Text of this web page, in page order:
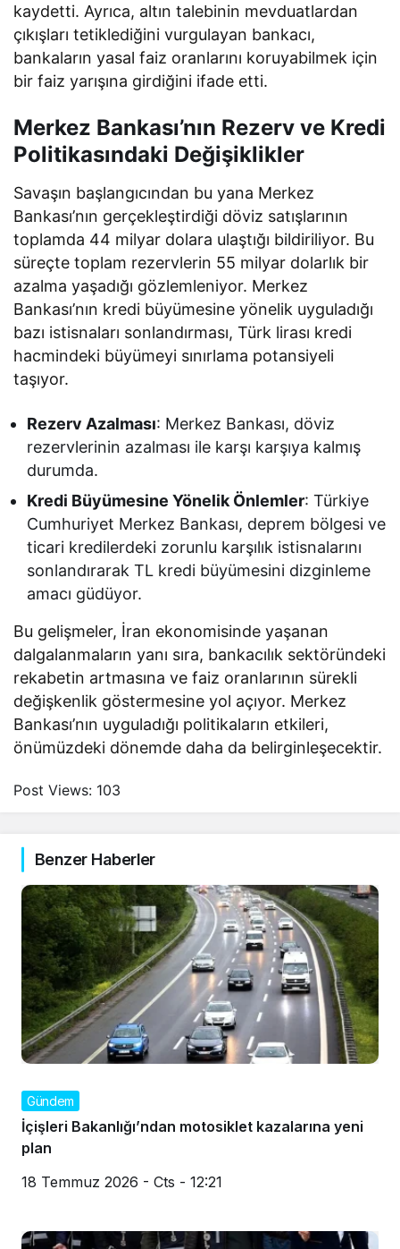
kaydetti. Ayrıca, altın talebinin mevduatlardan
çıkışları tetiklediğini vurgulayan bankacı,
bankaların yasal faiz oranlarını koruyabilmek için
bir faiz yarışına girdiğini ifade etti.
Merkez Bankası’nın Rezerv ve Kredi
Politikasındaki Değişiklikler
Savaşın başlangıcından bu yana Merkez
Bankası’nın gerçekleştirdiği döviz satışlarının
toplamda 44 milyar dolara ulaştığı bildiriliyor. Bu
süreçte toplam rezervlerin 55 milyar dolarlık bir
azalma yaşadığı gözlemleniyor. Merkez
Bankası’nın kredi büyümesine yönelik uyguladığı
bazı istisnaları sonlandırması, Türk lirası kredi
hacmindeki büyümeyi sınırlama potansiyeli
taşıyor.
Rezerv Azalması: Merkez Bankası, döviz
rezervlerinin azalması ile karşı karşıya kalmış
durumda.
Kredi Büyümesine Yönelik Önlemler: Türkiye
Cumhuriyet Merkez Bankası, deprem bölgesi ve
ticari kredilerdeki zorunlu karşılık istisnalarını
sonlandırarak TL kredi büyümesini dizginleme
amacı güdüyor.
Bu gelişmeler, İran ekonomisinde yaşanan
dalgalanmaların yanı sıra, bankacılık sektöründeki
rekabetin artmasına ve faiz oranlarının sürekli
değişkenlik göstermesine yol açıyor. Merkez
Bankası’nın uyguladığı politikaların etkileri,
önümüzdeki dönemde daha da belirginleşecektir.
Post Views: 103
Benzer Haberler
Gündem
İçişleri Bakanlığı’ndan motosiklet kazalarına yeni
plan
18 Temmuz 2026 - Cts - 12:21